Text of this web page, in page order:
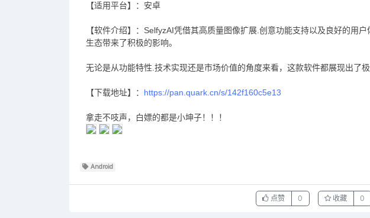
【适用平台】：安卓
【软件介绍】：SelfyzAI凭借其高质量图像扩展.创意功能支持以及良好的用
生态带来了积极的影响。
无论是从功能特性.技术实现还是市场价值的角度来看，这款软件都展现出了
【下载地址】： https://pan.quark.cn/s/142f160c5e13
拿走不吱声，白嫖的都是小坤子！！！
Android
点赞 0 收藏 0